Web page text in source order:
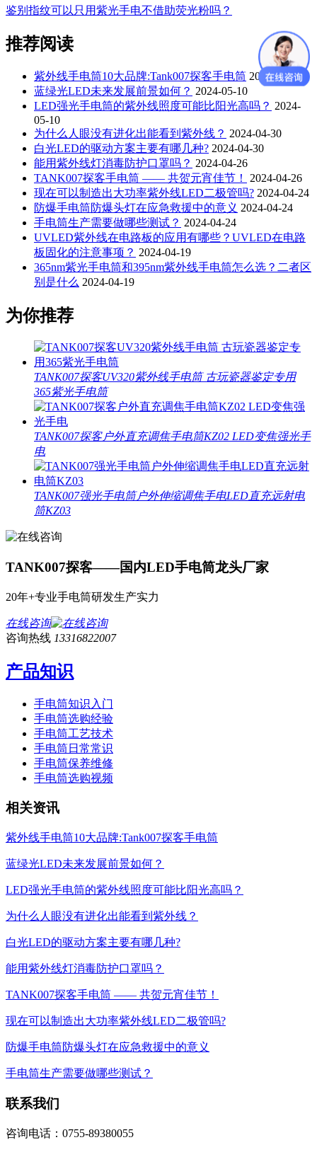
鉴别指纹可以只用紫光手电不借助荧光粉吗？
推荐阅读
紫外线手电筒10大品牌:Tank007探客手电筒 2023-12-07
蓝绿光LED未来发展前景如何？ 2024-05-10
LED强光手电筒的紫外线照度可能比阳光高吗？ 2024-
05-10
为什么人眼没有进化出能看到紫外线？ 2024-04-30
白光LED的驱动方案主要有哪几种? 2024-04-30
能用紫外线灯消毒防护口罩吗？ 2024-04-26
TANK007探客手电筒 —— 共贺元宵佳节！
2024-04-26
现在可以制造出大功率紫外线LED二极管吗? 2024-04-24
防爆手电筒防爆头灯在应急救援中的意义 2024-04-24
手电筒生产需要做哪些测试？ 2024-04-24
UVLED紫外线在电路板的应用有哪些？UVLED在电路
板固化的注意事项？ 2024-04-19
365nm紫光手电筒和395nm紫外线手电筒怎么选？二者区
别是什么 2024-04-19
为你推荐
TANK007探客UV320紫外线手电筒 古玩瓷器鉴定专用
365紫光手电筒
TANK007探客户外直充调焦手电筒KZ02 LED变焦强光手
电
TANK007强光手电筒户外伸缩调焦手电LED直充远射电
筒KZ03
TANK007探客——国内LED手电筒龙头厂家
20年+专业手电筒研发生产实力
在线咨询
咨询热线 13316822007
产品知识
手电筒知识入门
手电筒选购经验
手电筒工艺技术
手电筒日常常识
手电筒保养维修
手电筒选购视频
相关资讯
紫外线手电筒10大品牌:Tank007探客手电筒
蓝绿光LED未来发展前景如何？
LED强光手电筒的紫外线照度可能比阳光高吗？
为什么人眼没有进化出能看到紫外线？
白光LED的驱动方案主要有哪几种?
能用紫外线灯消毒防护口罩吗？
TANK007探客手电筒 —— 共贺元宵佳节！
现在可以制造出大功率紫外线LED二极管吗?
防爆手电筒防爆头灯在应急救援中的意义
手电筒生产需要做哪些测试？
联系我们
咨询电话：0755-89380055